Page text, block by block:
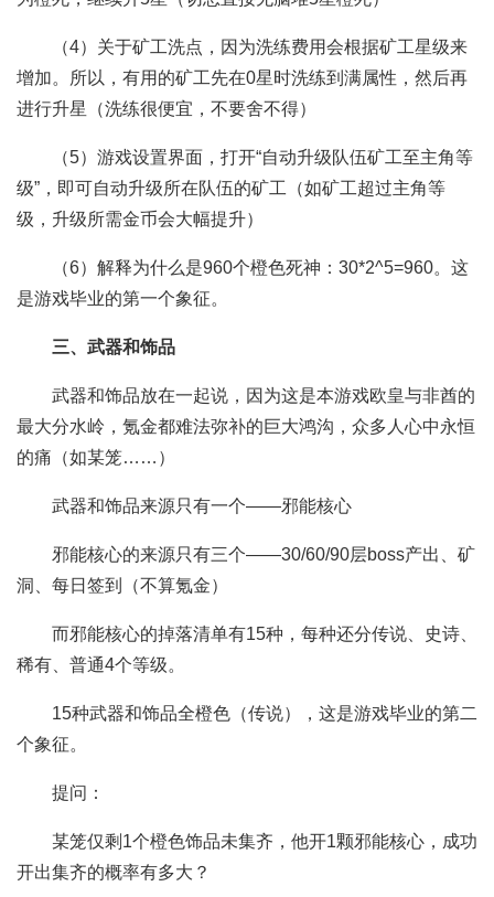
（4）关于矿工洗点，因为洗练费用会根据矿工星级来
增加。所以，有用的矿工先在0星时洗练到满属性，然后再
进行升星（洗练很便宜，不要舍不得）
（5）游戏设置界面，打开“自动升级队伍矿工至主角等
级”，即可自动升级所在队伍的矿工（如矿工超过主角等
级，升级所需金币会大幅提升）
（6）解释为什么是960个橙色死神：30*2^5=960。这
是游戏毕业的第一个象征。
三、武器和饰品
武器和饰品放在一起说，因为这是本游戏欧皇与非酋的
最大分水岭，氪金都难法弥补的巨大鸿沟，众多人心中永恒
的痛（如某笼……）
武器和饰品来源只有一个——邪能核心
邪能核心的来源只有三个——30/60/90层boss产出、矿
洞、每日签到（不算氪金）
而邪能核心的掉落清单有15种，每种还分传说、史诗、
稀有、普通4个等级。
15种武器和饰品全橙色（传说），这是游戏毕业的第二
个象征。
提问：
某笼仅剩1个橙色饰品未集齐，他开1颗邪能核心，成功
开出集齐的概率有多大？